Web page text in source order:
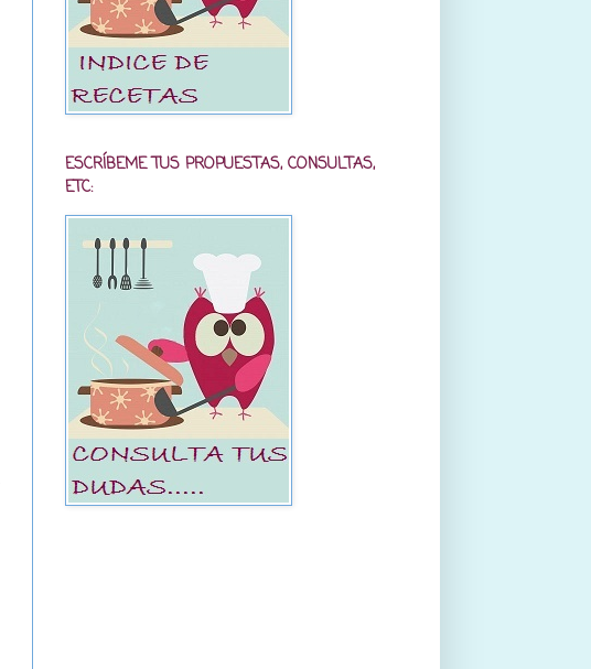
ESCRÍBEME TUS PROPUESTAS, CONSULTAS,
ETC: